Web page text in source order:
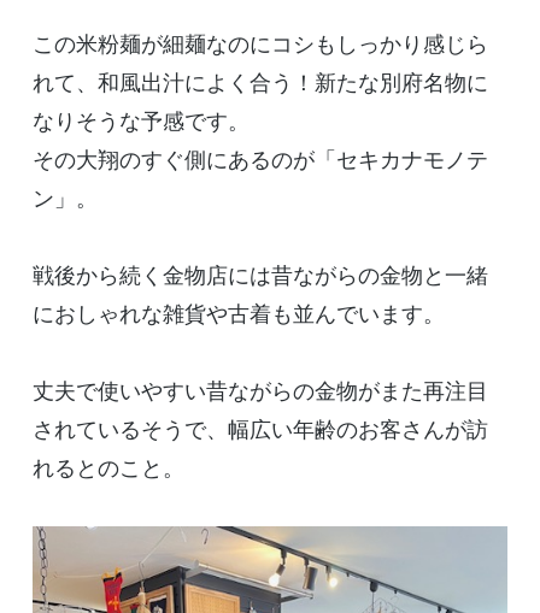
この米粉麺が細麺なのにコシもしっかり感じら
れて、和風出汁によく合う！新たな別府名物に
なりそうな予感です。
その大翔のすぐ側にあるのが「セキカナモノテ
ン」。
戦後から続く金物店には昔ながらの金物と一緒
におしゃれな雑貨や古着も並んでいます。
丈夫で使いやすい昔ながらの金物がまた再注目
されているそうで、幅広い年齢のお客さんが訪
れるとのこと。